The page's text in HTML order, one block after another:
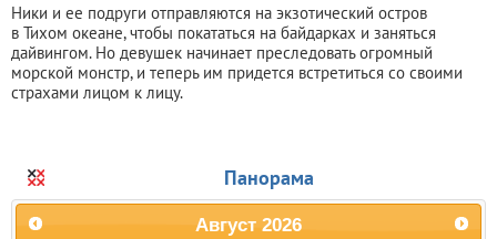
Ники и ее подруги отправляются на экзотический остров
в Тихом океане, чтобы покататься на байдарках и заняться
дайвингом. Но девушек начинает преследовать огромный
морской монстр, и теперь им придется встретиться со своими
страхами лицом к лицу.
Панорама
Август 2026